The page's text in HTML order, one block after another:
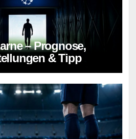
– Prognose,
& Tipp